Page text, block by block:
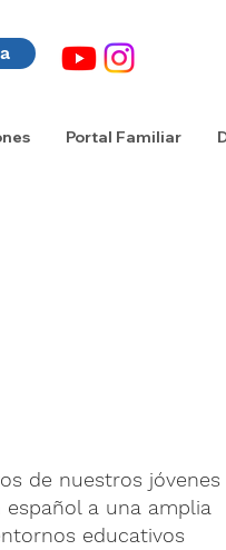
Portal Familiar
de nuestros jóvenes
a una amplia
educativos